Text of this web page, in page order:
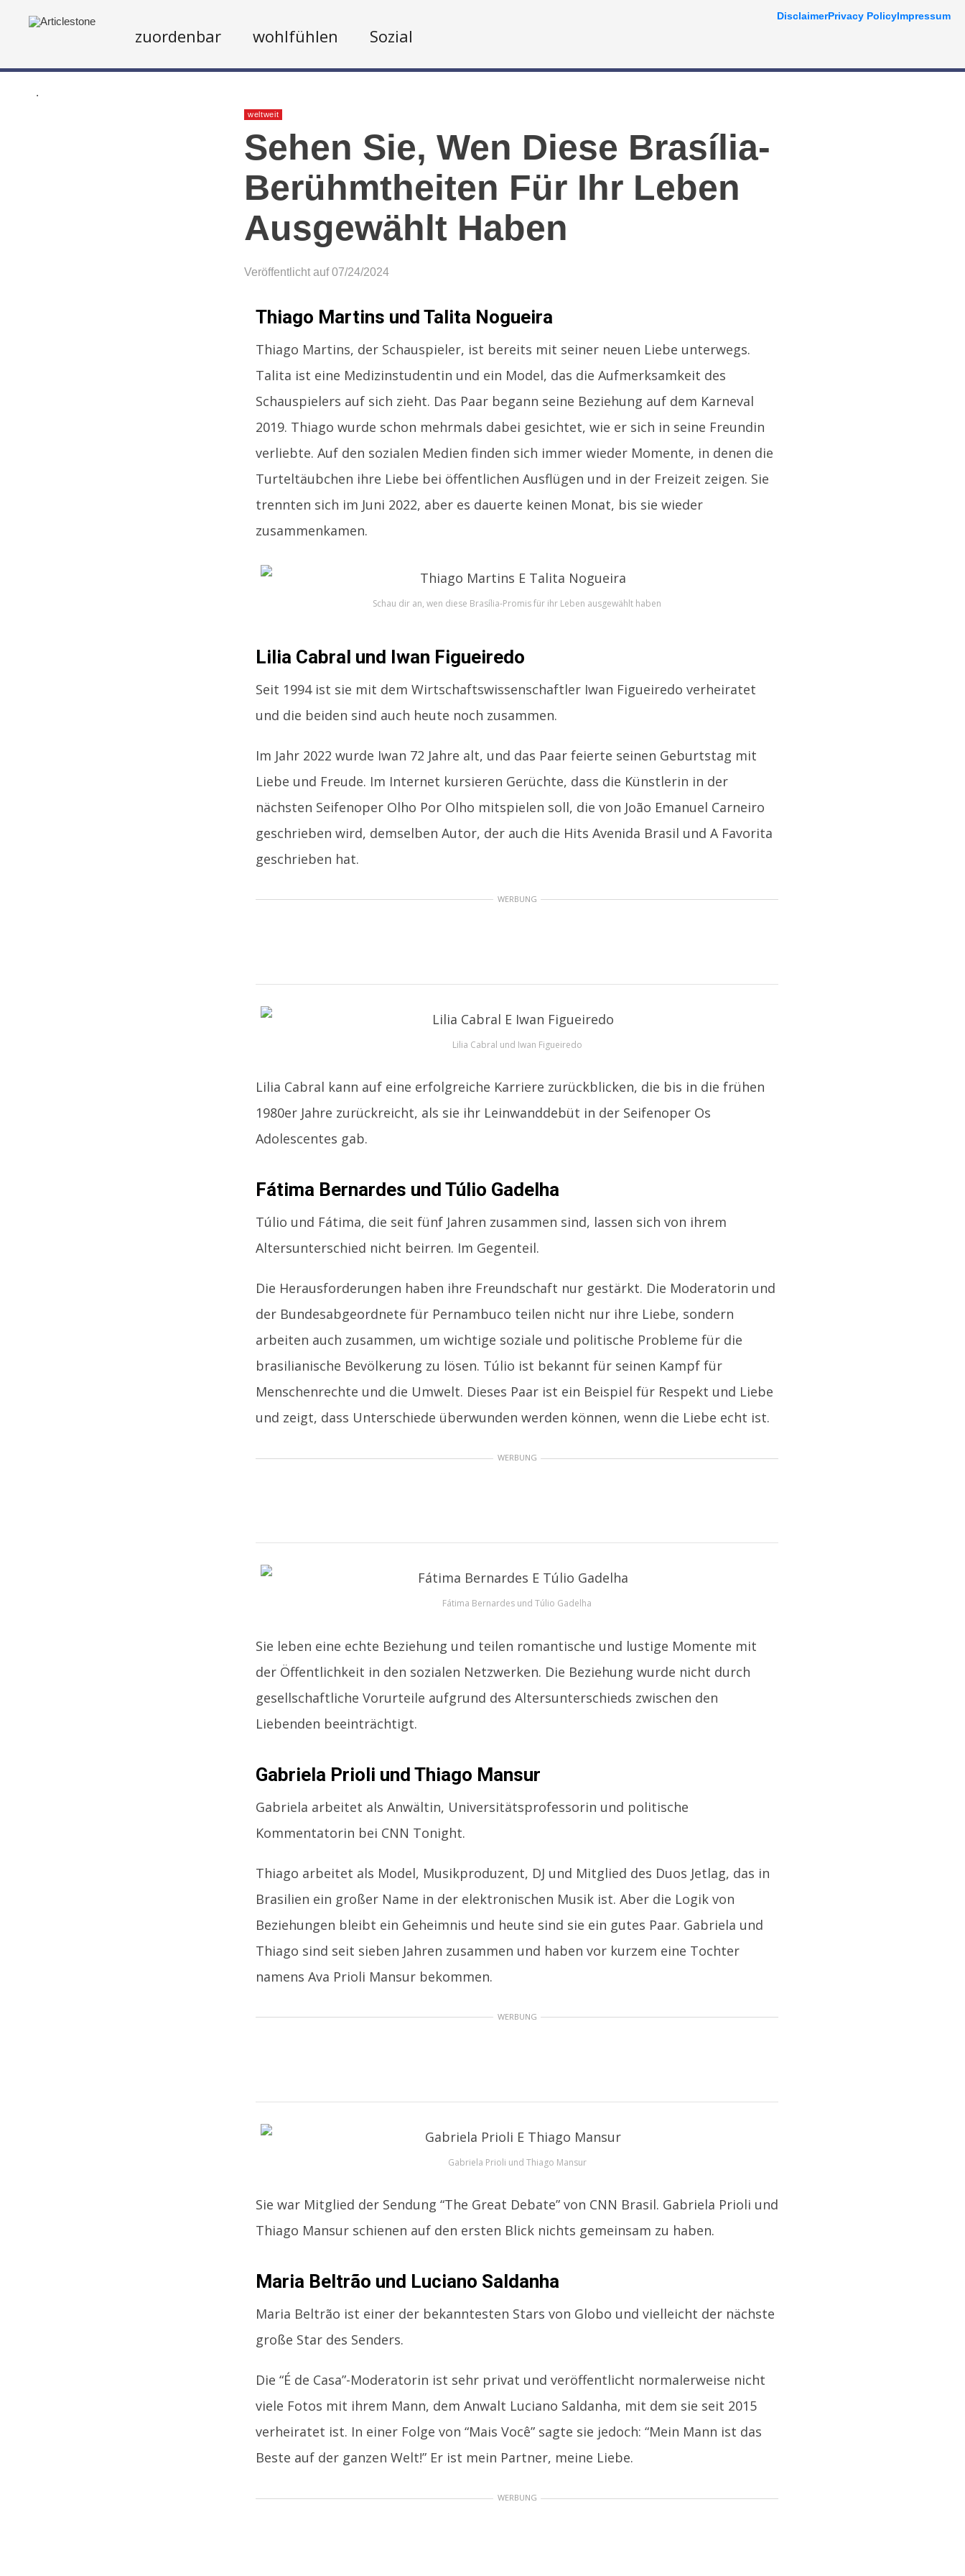
zuordenbar wohlfühlen Sozial
.
weltweit
Sehen Sie, Wen Diese Brasília-
Berühmtheiten Für Ihr Leben
Ausgewählt Haben
Veröffentlicht auf 07/24/2024
Thiago Martins und Talita Nogueira
Thiago Martins, der Schauspieler, ist bereits mit seiner neuen Liebe unterwegs.
Talita ist eine Medizinstudentin und ein Model, das die Aufmerksamkeit des
Schauspielers auf sich zieht. Das Paar begann seine Beziehung auf dem Karneval
2019. Thiago wurde schon mehrmals dabei gesichtet, wie er sich in seine Freundin
verliebte. Auf den sozialen Medien finden sich immer wieder Momente, in denen die
Turteltäubchen ihre Liebe bei öffentlichen Ausflügen und in der Freizeit zeigen. Sie
trennten sich im Juni 2022, aber es dauerte keinen Monat, bis sie wieder
zusammenkamen.
Schau dir an, wen diese Brasília-Promis für ihr Leben ausgewählt haben
Lilia Cabral und Iwan Figueiredo
Seit 1994 ist sie mit dem Wirtschaftswissenschaftler Iwan Figueiredo verheiratet
und die beiden sind auch heute noch zusammen.
Im Jahr 2022 wurde Iwan 72 Jahre alt, und das Paar feierte seinen Geburtstag mit
Liebe und Freude. Im Internet kursieren Gerüchte, dass die Künstlerin in der
nächsten Seifenoper Olho Por Olho mitspielen soll, die von João Emanuel Carneiro
geschrieben wird, demselben Autor, der auch die Hits Avenida Brasil und A Favorita
geschrieben hat.
WERBUNG
Lilia Cabral und Iwan Figueiredo
Lilia Cabral kann auf eine erfolgreiche Karriere zurückblicken, die bis in die frühen
1980er Jahre zurückreicht, als sie ihr Leinwanddebüt in der Seifenoper Os
Adolescentes gab.
Fátima Bernardes und Túlio Gadelha
Túlio und Fátima, die seit fünf Jahren zusammen sind, lassen sich von ihrem
Altersunterschied nicht beirren. Im Gegenteil.
Die Herausforderungen haben ihre Freundschaft nur gestärkt. Die Moderatorin und
der Bundesabgeordnete für Pernambuco teilen nicht nur ihre Liebe, sondern
arbeiten auch zusammen, um wichtige soziale und politische Probleme für die
brasilianische Bevölkerung zu lösen. Túlio ist bekannt für seinen Kampf für
Menschenrechte und die Umwelt. Dieses Paar ist ein Beispiel für Respekt und Liebe
und zeigt, dass Unterschiede überwunden werden können, wenn die Liebe echt ist.
WERBUNG
Fátima Bernardes und Túlio Gadelha
Sie leben eine echte Beziehung und teilen romantische und lustige Momente mit
der Öffentlichkeit in den sozialen Netzwerken. Die Beziehung wurde nicht durch
gesellschaftliche Vorurteile aufgrund des Altersunterschieds zwischen den
Liebenden beeinträchtigt.
Gabriela Prioli und Thiago Mansur
Gabriela arbeitet als Anwältin, Universitätsprofessorin und politische
Kommentatorin bei CNN Tonight.
Thiago arbeitet als Model, Musikproduzent, DJ und Mitglied des Duos Jetlag, das in
Brasilien ein großer Name in der elektronischen Musik ist. Aber die Logik von
Beziehungen bleibt ein Geheimnis und heute sind sie ein gutes Paar. Gabriela und
Thiago sind seit sieben Jahren zusammen und haben vor kurzem eine Tochter
namens Ava Prioli Mansur bekommen.
WERBUNG
Gabriela Prioli und Thiago Mansur
Sie war Mitglied der Sendung “The Great Debate” von CNN Brasil. Gabriela Prioli und
Thiago Mansur schienen auf den ersten Blick nichts gemeinsam zu haben.
Maria Beltrão und Luciano Saldanha
Maria Beltrão ist einer der bekanntesten Stars von Globo und vielleicht der nächste
große Star des Senders.
Die “É de Casa”-Moderatorin ist sehr privat und veröffentlicht normalerweise nicht
viele Fotos mit ihrem Mann, dem Anwalt Luciano Saldanha, mit dem sie seit 2015
verheiratet ist. In einer Folge von “Mais Você” sagte sie jedoch: “Mein Mann ist das
Beste auf der ganzen Welt!” Er ist mein Partner, meine Liebe.
WERBUNG
DisclaimerPrivacy PolicyImpressum